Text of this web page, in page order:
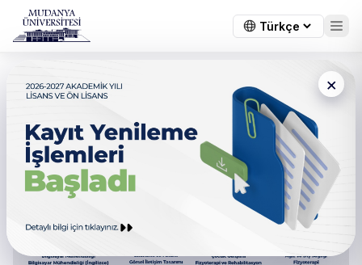
×
Yeni Bölümlerimiz Açıldı